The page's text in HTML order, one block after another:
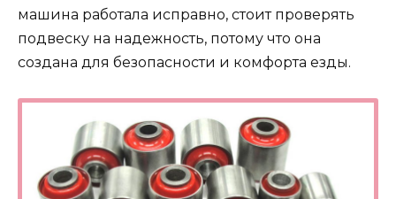
машина работала исправно, стоит проверять
подвеску на надежность, потому что она
создана для безопасности и комфорта езды.